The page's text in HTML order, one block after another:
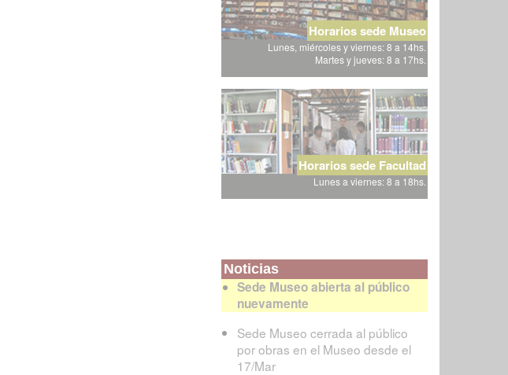
Horarios sede Museo
Lunes, miércoles y viernes: 8 a 14hs.
Martes y jueves: 8 a 17hs.
Horarios sede Facultad
Lunes a viernes: 8 a 18hs.
Noticias
Sede Museo abierta al público
nuevamente
Sede Museo cerrada al público
por obras en el Museo desde el
17/Mar